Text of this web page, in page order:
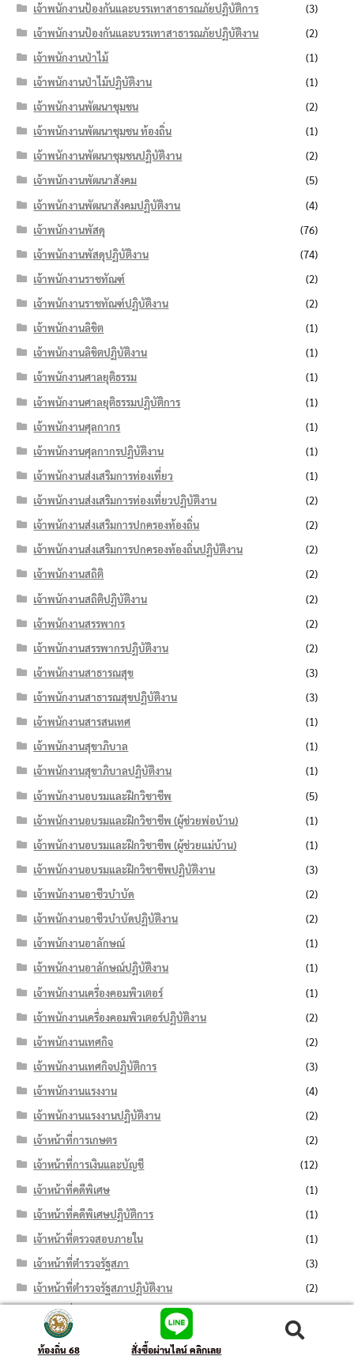
เจ้าพนักงานป้องกันและบรรเทาสาธารณภัยปฏิบัติการ
(3)
เจ้าพนักงานป้องกันและบรรเทาสาธารณภัยปฏิบัติงาน
(2)
เจ้าพนักงานป่าไม้
(1)
เจ้าพนักงานป่าไม้ปฏิบัติงาน
(1)
เจ้าพนักงานพัฒนาชุมชน
(2)
เจ้าพนักงานพัฒนาชุมชน ท้องถิ่น
(1)
เจ้าพนักงานพัฒนาชุมชนปฏิบัติงาน
(2)
เจ้าพนักงานพัฒนาสังคม
(5)
เจ้าพนักงานพัฒนาสังคมปฏิบัติงาน
(4)
เจ้าพนักงานพัสดุ
(76)
เจ้าพนักงานพัสดุปฏิบัติงาน
(74)
เจ้าพนักงานราชทัณฑ์
(2)
เจ้าพนักงานราชทัณฑ์ปฏิบัติงาน
(2)
เจ้าพนักงานลิขิต
(1)
เจ้าพนักงานลิขิตปฏิบัติงาน
(1)
เจ้าพนักงานศาลยุติธรรม
(1)
เจ้าพนักงานศาลยุติธรรมปฏิบัติการ
(1)
เจ้าพนักงานศุลกากร
(1)
เจ้าพนักงานศุลกากรปฏิบัติงาน
(1)
เจ้าพนักงานส่งเสริมการท่องเที่ยว
(1)
เจ้าพนักงานส่งเสริมการท่องเที่ยวปฏิบัติงาน
(2)
เจ้าพนักงานส่งเสริมการปกครองท้องถิ่น
(2)
เจ้าพนักงานส่งเสริมการปกครองท้องถิ่นปฏิบัติงาน
(2)
เจ้าพนักงานสถิติ
(2)
เจ้าพนักงานสถิติปฏิบัติงาน
(2)
เจ้าพนักงานสรรพากร
(2)
เจ้าพนักงานสรรพากรปฏิบัติงาน
(2)
เจ้าพนักงานสาธารณสุข
(3)
เจ้าพนักงานสาธารณสุขปฏิบัติงาน
(3)
เจ้าพนักงานสารสนเทศ
(1)
เจ้าพนักงานสุขาภิบาล
(1)
เจ้าพนักงานสุขาภิบาลปฏิบัติงาน
(1)
เจ้าพนักงานอบรมและฝึกวิชาชีพ
(5)
เจ้าพนักงานอบรมและฝึกวิชาชีพ (ผู้ช่วยพ่อบ้าน)
(1)
เจ้าพนักงานอบรมและฝึกวิชาชีพ (ผู้ช่วยแม่บ้าน)
(1)
เจ้าพนักงานอบรมและฝึกวิชาชีพปฏิบัติงาน
(3)
เจ้าพนักงานอาชีวบำบัด
(2)
เจ้าพนักงานอาชีวบำบัดปฏิบัติงาน
(2)
เจ้าพนักงานอาลักษณ์
(1)
เจ้าพนักงานอาลักษณ์ปฏิบัติงาน
(1)
เจ้าพนักงานเครื่องคอมพิวเตอร์
(1)
เจ้าพนักงานเครื่องคอมพิวเตอร์ปฏิบัติงาน
(2)
เจ้าพนักงานเทศกิจ
(2)
เจ้าพนักงานเทศกิจปฏิบัติการ
(3)
เจ้าพนักงานแรงงาน
(4)
เจ้าพนักงานแรงงานปฏิบัติงาน
(2)
เจ้าหน้าที่การเกษตร
(2)
เจ้าหน้าที่การเงินและบัญชี
(12)
เจ้าหน้าที่คดีพิเศษ
(1)
เจ้าหน้าที่คดีพิเศษปฏิบัติการ
(1)
เจ้าหน้าที่ตรวจสอบภายใน
(1)
เจ้าหน้าที่ตำรวจรัฐสภา
(3)
เจ้าหน้าที่ตำรวจรัฐสภาปฏิบัติงาน
(2)
เจ้าหน้าที่ธุรการ
เจ้าหน้าที่บริหารงานทั่วไป
(11)
ท้องถิ่น 68 สั่งซื้อผ่านไลน์ คลิกเลย